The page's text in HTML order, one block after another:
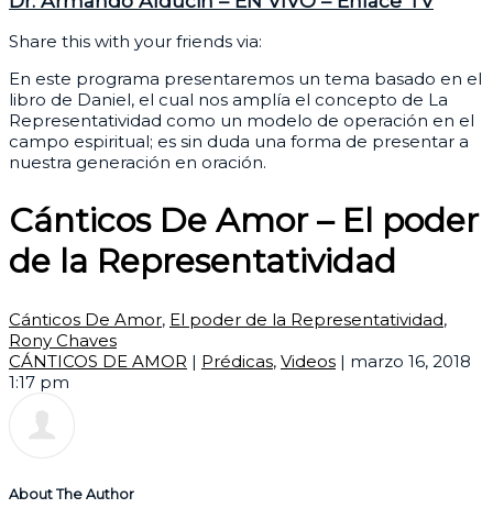
Share this with your friends via:
En este programa presentaremos un tema basado en el
libro de Daniel, el cual nos amplía el concepto de La
Representatividad como un modelo de operación en el
campo espiritual; es sin duda una forma de presentar a
nuestra generación en oración.
Cánticos De Amor – El poder
de la Representatividad
Cánticos De Amor, El poder de la Representatividad,
Rony Chaves
CÁNTICOS DE AMOR | Prédicas, Videos | marzo 16, 2018
1:17 pm
About The Author